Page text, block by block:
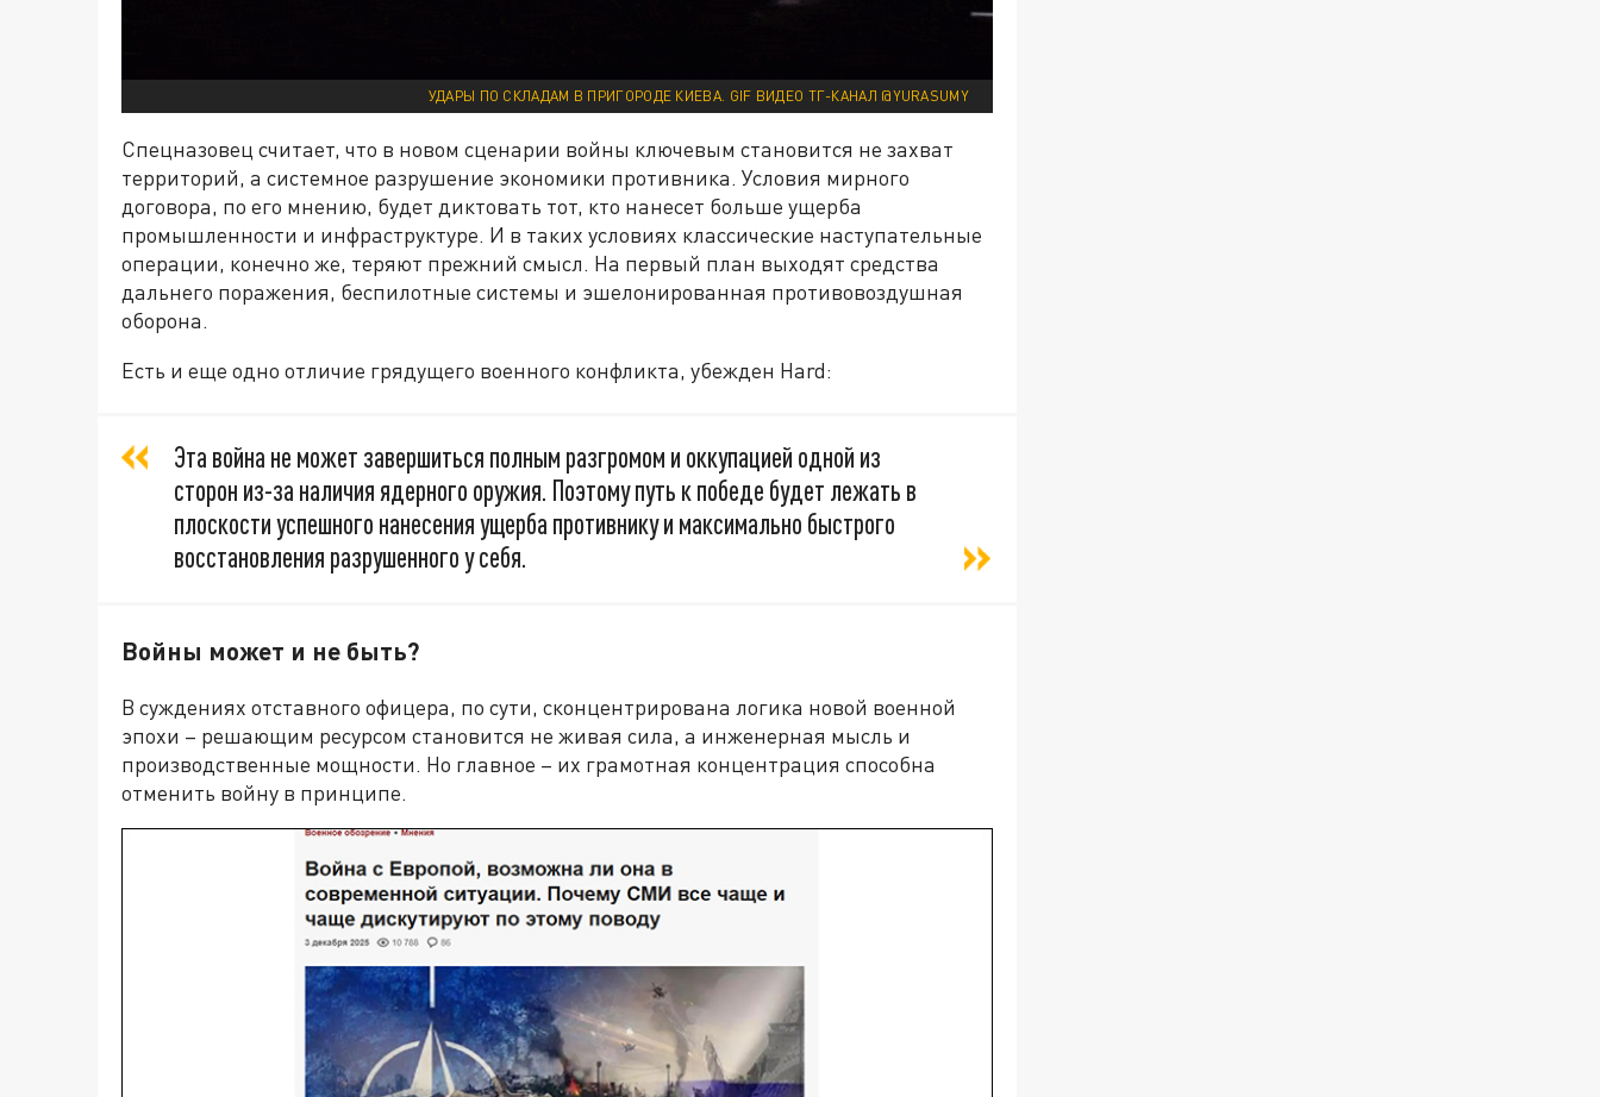
УДАРЫ ПО СКЛАДАМ В ПРИГОРОДЕ КИЕВА. GIF ВИДЕО ТГ-КАНАЛ @YURASUMY
Спецназовец считает, что в новом сценарии войны ключевым становится не захват
территорий, а системное разрушение экономики противника. Условия мирного
договора, по его мнению, будет диктовать тот, кто нанесет больше ущерба
промышленности и инфраструктуре. И в таких условиях классические наступательные
операции, конечно же, теряют прежний смысл. На первый план выходят средства
дальнего поражения, беспилотные системы и эшелонированная противовоздушная
оборона.
Есть и еще одно отличие грядущего военного конфликта, убежден Hard:
Эта война не может завершиться полным разгромом и оккупацией одной из
сторон из-за наличия ядерного оружия. Поэтому путь к победе будет лежать в
плоскости успешного нанесения ущерба противнику и максимально быстрого
восстановления разрушенного у себя.
Войны может и не быть?
В суждениях отставного офицера, по сути, сконцентрирована логика новой военной
эпохи – решающим ресурсом становится не живая сила, а инженерная мысль и
производственные мощности. Но главное – их грамотная концентрация способна
отменить войну в принципе.